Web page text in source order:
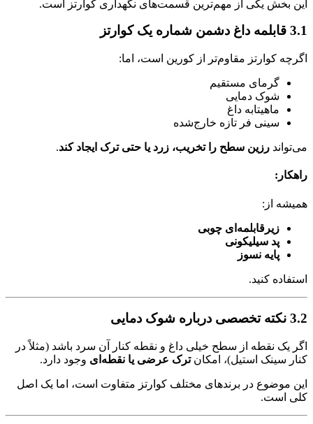
این بخش یکی از مهم‌ترین قسمت‌های نگهداری کوارتز است.
3.1 قابلمه داغ دشمن شماره یک کوارتز
اگرچه کوارتز مقاوم‌تر از کورین است، اما:
گرمای مستقیم
شوک دمایی
ماهیتابه داغ
سینی فر تازه خارج‌شده
می‌تواند رزین سطح را تخریب، زرد یا حتی ترک ایجاد کند.
راهکار:
همیشه از:
زیرقابلمه‌ای چوبی
پد سیلیکونی
پایه نسوز
استفاده کنید.
3.2 نکته تخصصی درباره شوک دمایی
اگر یک نقطه از سطح خیلی داغ و نقطه کنار آن سرد باشد (مثلاً در
کنار سینک استیل)، امکانترک عرضی یا نقطه‌ای وجود دارد.
این موضوع در برندهای مختلف کوارتز متفاوت است، اما یک اصل
کلی است.